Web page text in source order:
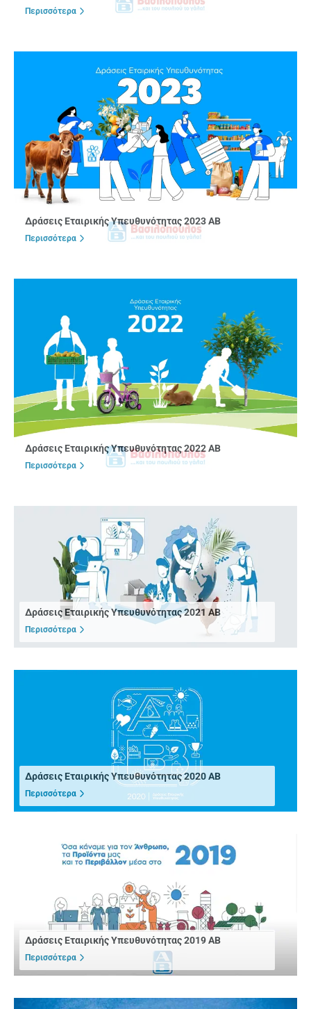
Περισσότερα
Δράσεις Εταιρικής Υπευθυνότητας 2023 ΑΒ
Περισσότερα
Δράσεις Εταιρικής Υπευθυνότητας 2022 ΑΒ
Περισσότερα
Δράσεις Εταιρικής Υπευθυνότητας 2021 ΑΒ
Περισσότερα
Δράσεις Εταιρικής Υπευθυνότητας 2020 ΑΒ
Περισσότερα
Δράσεις Εταιρικής Υπευθυνότητας 2019 ΑΒ
Περισσότερα